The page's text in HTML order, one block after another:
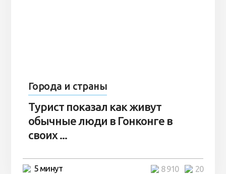
Города и страны
Турист показал как живут
обычные люди в Гонконге в
своих ...
5 минут 20
8 910